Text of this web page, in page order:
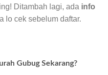
Ditambah lagi, ada info
lo cek sebelum daftar.
Gubug Sekarang?